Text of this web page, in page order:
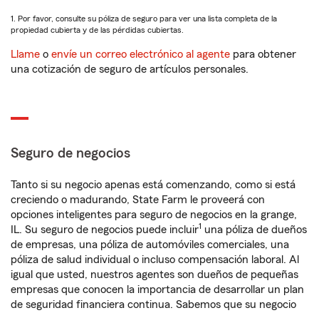
1. Por favor, consulte su póliza de seguro para ver una lista completa de la
propiedad cubierta y de las pérdidas cubiertas.
Llame o envíe un correo electrónico al agente para obtener
una cotización de seguro de artículos personales.
Seguro de negocios
Tanto si su negocio apenas está comenzando, como si está
creciendo o madurando, State Farm le proveerá con
opciones inteligentes para seguro de negocios en la grange,
IL. Su seguro de negocios puede incluir1 una póliza de dueños
de empresas, una póliza de automóviles comerciales, una
póliza de salud individual o incluso compensación laboral. Al
igual que usted, nuestros agentes son dueños de pequeñas
empresas que conocen la importancia de desarrollar un plan
de seguridad financiera continua. Sabemos que su negocio